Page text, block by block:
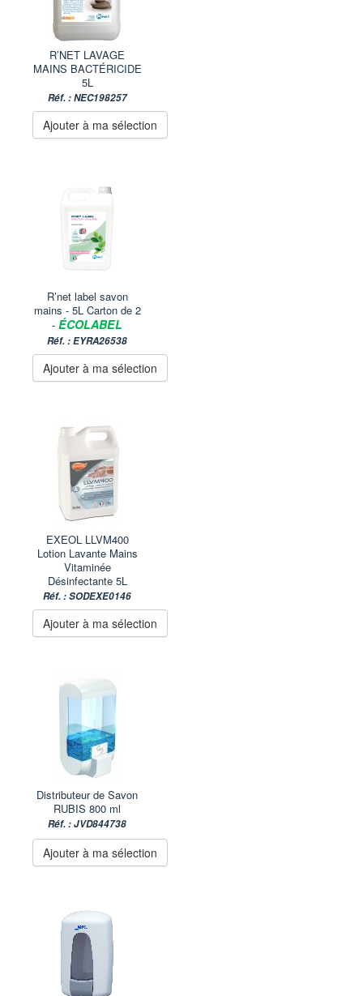
R’NET LAVAGE
MAINS BACTÉRICIDE
5L
Réf. : NEC198257
Ajouter à ma sélection
R’net label savon
mains - 5L Carton de 2
- ÉCOLABEL
Réf. : EYRA26538
Ajouter à ma sélection
EXEOL LLVM400
Lotion Lavante Mains
Vitaminée
Désinfectante 5L
Réf. : SODEXE0146
Ajouter à ma sélection
Distributeur de Savon
RUBIS 800 ml
Réf. : JVD844738
Ajouter à ma sélection